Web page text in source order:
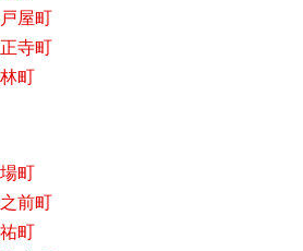
屋町
寺町
町
町
前町
町